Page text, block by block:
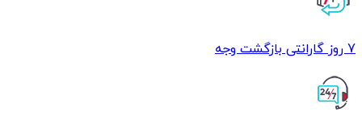
7 روز گارانتی بازگشت وجه